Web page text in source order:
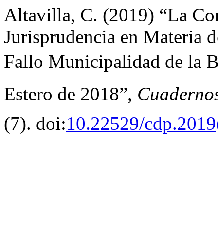
Altavilla, C. (2019) “La
Jurisprudencia en Materia
Fallo Municipalidad de la
Estero de 2018”,
(7). doi:10.22529/